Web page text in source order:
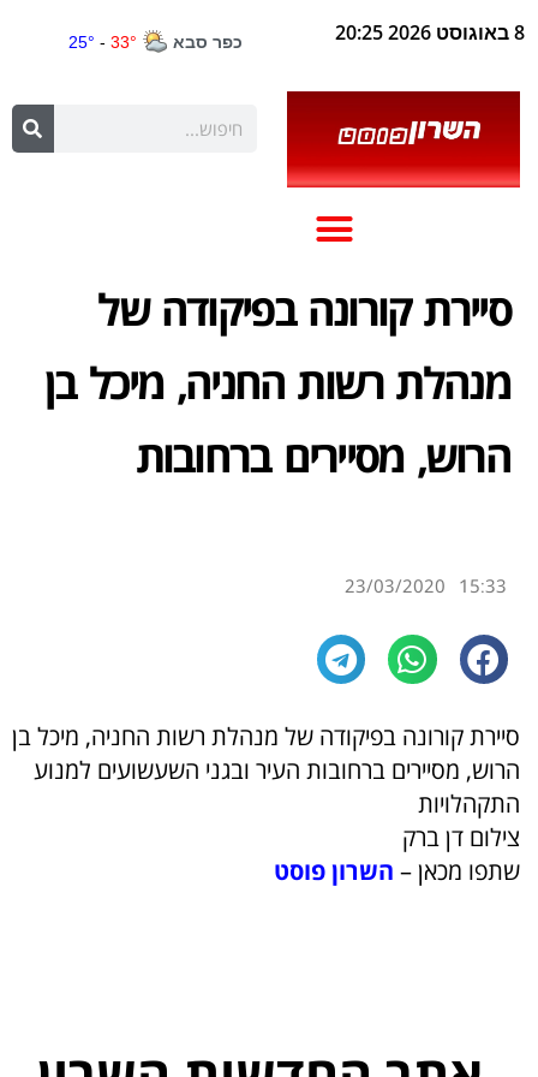
סיירת קורונה בפיקודה של
מנהלת רשות החניה, מיכל בן
הרוש, מסיירים ברחובות
15:33
23/03/2020
קורונה בפיקודה של מנהלת רשות החניה, מיכל בן
מסיירים ברחובות העיר ובגני השעשועים למנוע
דן ברק
מכאן –השרון פוסט